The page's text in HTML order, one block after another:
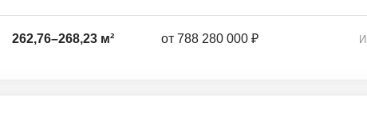
262,76–268,23 м² от 788 280 000 ₽